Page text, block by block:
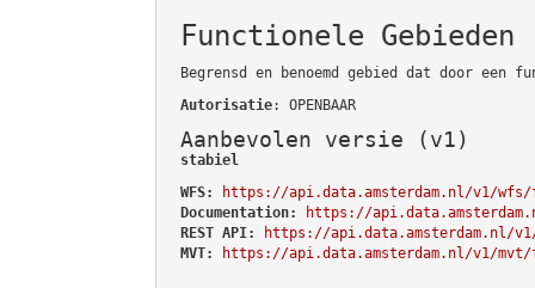
Functionele Gebieden
Begrensd en benoemd gebied dat door een
Autorisatie: OPENBAAR
Aanbevolen versie (v1)
stabiel
WFS:
https://api.data.amsterdam.nl/v1/wfs/
Documentation:
https://
REST API:
https://api.data.amsterdam.nl/
MVT:
https://api.data.amsterdam.nl/v1/mvt/